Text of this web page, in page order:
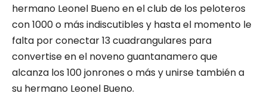
hermano Leonel Bueno en el club de los peloteros
con 1000 o más indiscutibles y hasta el momento le
falta por conectar 13 cuadrangulares para
convertise en el noveno guantanamero que
alcanza los 100 jonrones o más y unirse también a
su hermano Leonel Bueno.